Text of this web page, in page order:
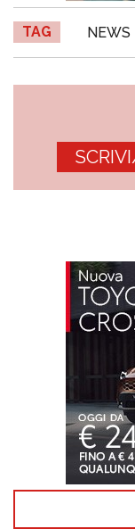
TAG NEWS